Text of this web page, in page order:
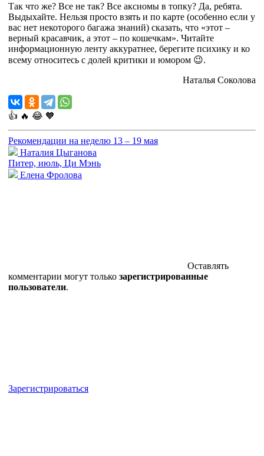
Так что же? Все не так? Все аксиомы в топку? Да, ребята.
Выдыхайте. Нельзя просто взять и по карте (особенно если у
вас нет некоторого багажа знаний) сказать, что «этот –
верный красавчик, а этот – по кошечкам». Читайте
информационную ленту аккуратнее, берегите психику и ко
всему относитесь с долей критики и юмором 😉.
Наталья Соколова
👍 🔥 😂 🧡
Рекомендации на неделю 13 – 19 мая
Наталия Цыганова
Питер, июль, Ци Мэнь
Елена Фролова
Оставлять
комментарии могут только зарегистрированные
пользователи.
Зарегистрироваться